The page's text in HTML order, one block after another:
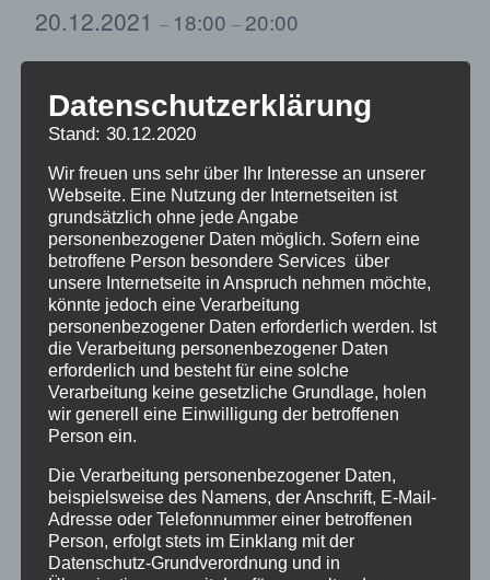
20.12.2021 – 18:00 – 20:00
3.Montag im Monat. Anmeldung und Link bei
Valerie unter Selbsthilfe-
Berlin@verschickungsheime.de
Zum Kalender hinzufügen
Veranstaltung-
Navigation
«Online-Treffen –
DRK-Heime
Schleswig-Holstein
HOK/HK Video-
Konferenz
Schleswig-Holstein
Datenschutzerklärung
Stand: 30.12.2020
Wir freuen uns sehr über Ihr Interesse an unserer
Webseite. Eine Nutzung der Internetseiten ist
grundsätzlich ohne jede Angabe
personenbezogener Daten möglich. Sofern eine
betroffene Person besondere Services über
unsere Internetseite in Anspruch nehmen möchte,
könnte jedoch eine Verarbeitung
personenbezogener Daten erforderlich werden. Ist
die Verarbeitung personenbezogener Daten
erforderlich und besteht für eine solche
Verarbeitung keine gesetzliche Grundlage, holen
wir generell eine Einwilligung der betroffenen
Person ein.
Die Verarbeitung personenbezogener Daten,
beispielsweise des Namens, der Anschrift, E-Mail-
Adresse oder Telefonnummer einer betroffenen
Person, erfolgt stets im Einklang mit der
Datenschutz-Grundverordnung und in